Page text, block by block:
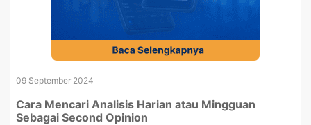
09 September 2024
Cara Mencari Analisis Harian atau Mingguan
Sebagai Second Opinion